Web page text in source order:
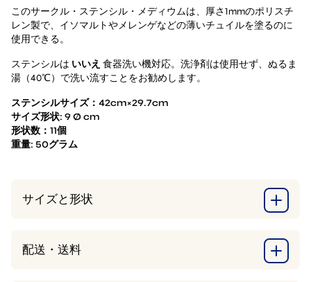
このサークル・ステンシル・メディウムは、厚さ1mmのポリスチ
レン製で、イソマルトやメレンゲなどの薄いチュイルを塗るのに
使用できる。
ステンシルは いいえ 食器洗い機対応。洗浄剤は使用せず、ぬるま
湯（40℃）で洗い流すことをお勧めします。
ステンシルサイズ：42cm×29.7cm
サイズ形状: 9 Ø cm
形状数：11個
重量: 50グラム
サイズと形状
配送・送料